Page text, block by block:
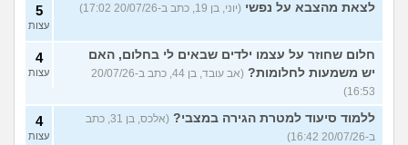
לצאת מהצבא על נפשי (יוני, בן 19, כתב ב-20/07/26 17:02) 5
עצות
חלום שחוזר על עצמו ילדים שבאים לי בחלום, האם
יש משמעות לחלומות?
(אב עובד, בן 44, כתב ב-20/07/26
16:53)
4
עצות
ללמוד סיעוד למטרת הגירה במצבי?
(אלכס, בן 31, כתב
ב-20/07/26 16:42)
4
עצות